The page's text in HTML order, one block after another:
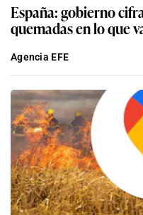
España: gobierno
quemadas en lo que
Agencia EFE